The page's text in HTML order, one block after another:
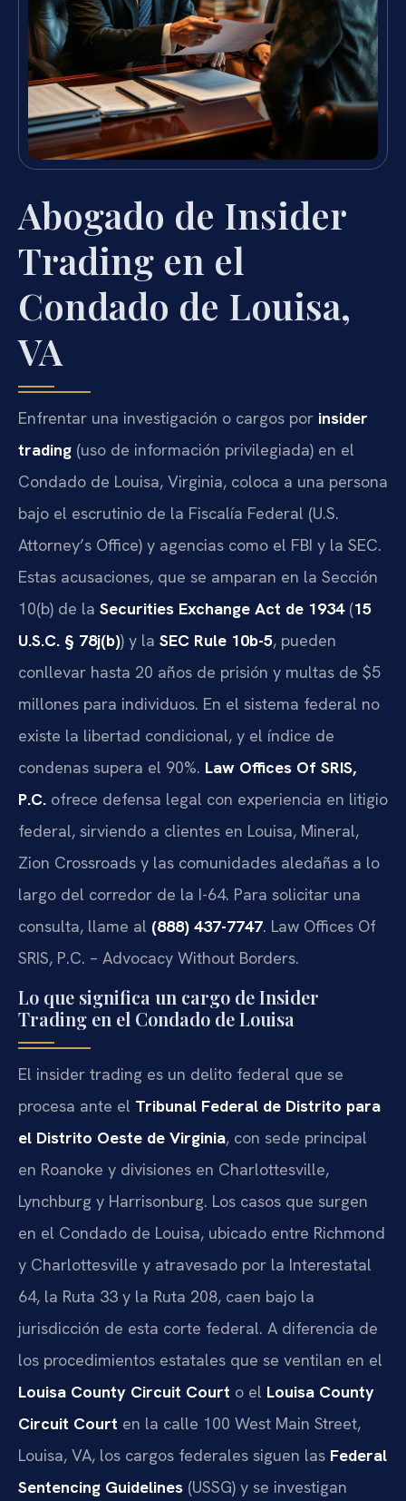
Abogado de Insider
Trading en el
Condado de Louisa,
VA
Enfrentar una investigación o cargos por insider
trading (uso de información privilegiada) en el
Condado de Louisa, Virginia, coloca a una persona
bajo el escrutinio de la Fiscalía Federal (U.S.
Attorney’s Office) y agencias como el FBI y la SEC.
Estas acusaciones, que se amparan en la Sección
10(b) de la Securities Exchange Act de 1934(15
U.S.C. § 78j(b)) y la SEC Rule 10b-5, pueden
conllevar hasta 20 años de prisión y multas de $5
millones para individuos. En el sistema federal no
existe la libertad condicional, y el índice de
condenas supera el 90%. Law Offices Of SRIS,
P.C. ofrece defensa legal con experiencia en litigio
federal, sirviendo a clientes en Louisa, Mineral,
Zion Crossroads y las comunidades aledañas a lo
largo del corredor de la I-64. Para solicitar una
consulta, llame al (888) 437-7747. Law Offices Of
SRIS, P.C. – Advocacy Without Borders.
Lo que significa un cargo de Insider
Trading en el Condado de Louisa
El insider trading es un delito federal que se
procesa ante el Tribunal Federal de Distrito para
el Distrito Oeste de Virginia, con sede principal
en Roanoke y divisiones en Charlottesville,
Lynchburg y Harrisonburg. Los casos que surgen
en el Condado de Louisa, ubicado entre Richmond
y Charlottesville y atravesado por la Interestatal
64, la Ruta 33 y la Ruta 208, caen bajo la
jurisdicción de esta corte federal. A diferencia de
los procedimientos estatales que se ventilan en el
Louisa County Circuit Court o el Louisa County
Circuit Court en la calle 100 West Main Street,
Louisa, VA, los cargos federales siguen las Federal
Sentencing Guidelines (USSG) y se investigan